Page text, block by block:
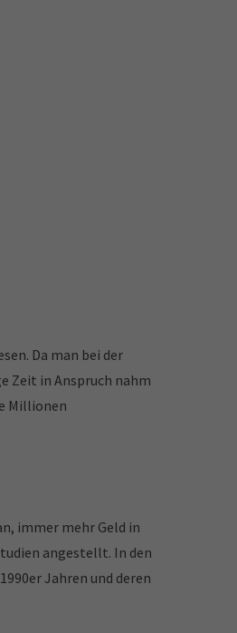
Da man bei der
Zeit in Anspruch nahm
Millionen
immer mehr Geld in
angestellt. In den
Jahren und deren